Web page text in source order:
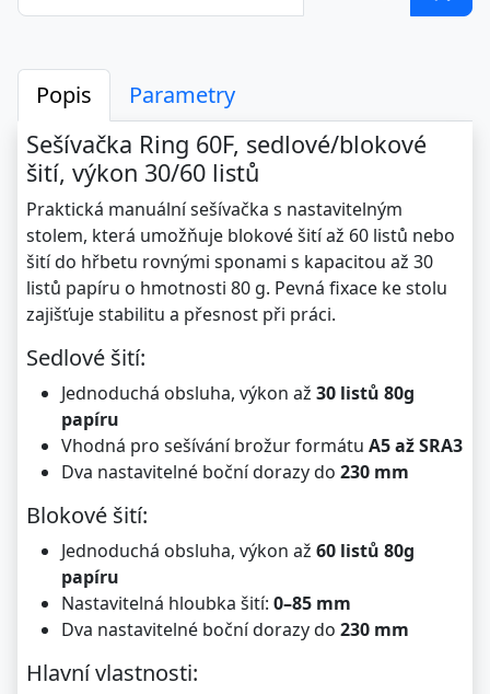
Popis Parametry
Sešívačka Ring 60F, sedlové/blokové
šití, výkon 30/60 listů
Praktická manuální sešívačka s nastavitelným
stolem, která umožňuje blokové šití až 60 listů nebo
šití do hřbetu rovnými sponami s kapacitou až 30
listů papíru o hmotnosti 80 g. Pevná fixace ke stolu
zajišťuje stabilitu a přesnost při práci.
Sedlové šití:
Jednoduchá obsluha, výkon až 30 listů 80g
papíru
Vhodná pro sešívání brožur formátu A5 až SRA3
Dva nastavitelné boční dorazy do 230 mm
Blokové šití:
Jednoduchá obsluha, výkon až 60 listů 80g
papíru
Nastavitelná hloubka šití: 0–85 mm
Dva nastavitelné boční dorazy do 230 mm
Hlavní vlastnosti: